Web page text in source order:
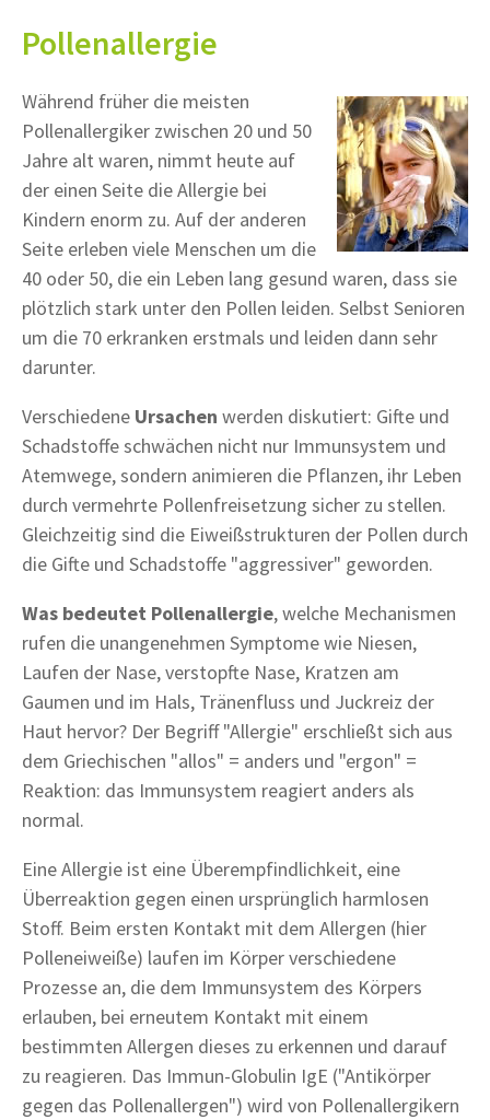
Pollenallergie
Während früher die meisten
Pollenallergiker zwischen 20 und 50
Jahre alt waren, nimmt heute auf
der einen Seite die Allergie bei
Kindern enorm zu. Auf der anderen
Seite erleben viele Menschen um die
40 oder 50, die ein Leben lang gesund waren, dass sie
plötzlich stark unter den Pollen leiden. Selbst Senioren
um die 70 erkranken erstmals und leiden dann sehr
darunter.
Verschiedene Ursachen werden diskutiert: Gifte und
Schadstoffe schwächen nicht nur Immunsystem und
Atemwege, sondern animieren die Pflanzen, ihr Leben
durch vermehrte Pollenfreisetzung sicher zu stellen.
Gleichzeitig sind die Eiweißstrukturen der Pollen durch
die Gifte und Schadstoffe "aggressiver" geworden.
Was bedeutet Pollenallergie, welche Mechanismen
rufen die unangenehmen Symptome wie Niesen,
Laufen der Nase, verstopfte Nase, Kratzen am
Gaumen und im Hals, Tränenfluss und Juckreiz der
Haut hervor? Der Begriff "Allergie" erschließt sich aus
dem Griechischen "allos" = anders und "ergon" =
Reaktion: das Immunsystem reagiert anders als
normal.
Eine Allergie ist eine Überempfindlichkeit, eine
Überreaktion gegen einen ursprünglich harmlosen
Stoff. Beim ersten Kontakt mit dem Allergen (hier
Polleneiweiße) laufen im Körper verschiedene
Prozesse an, die dem Immunsystem des Körpers
erlauben, bei erneutem Kontakt mit einem
bestimmten Allergen dieses zu erkennen und darauf
zu reagieren. Das Immun-Globulin IgE ("Antikörper
gegen das Pollenallergen") wird von Pollenallergikern